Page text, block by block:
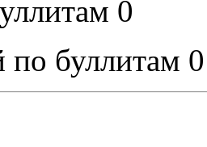
0
буллитам 0